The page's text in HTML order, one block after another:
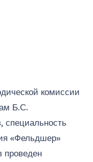
комиссии
Б.С.
«Фельдшер»
проведен